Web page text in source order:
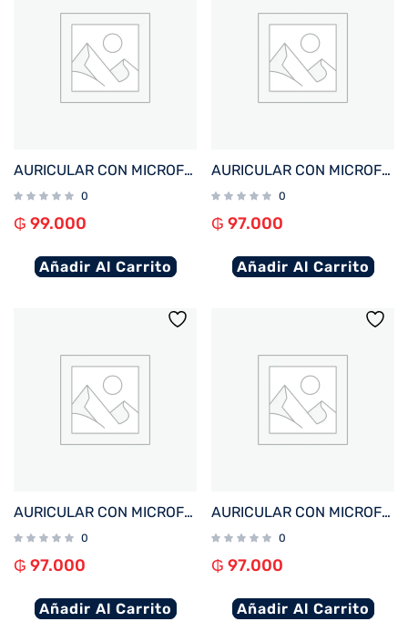
AURICULAR CON MICROFONO FTX E80-BK BT/MIC/ENC/TOUCH/IPX6 NEGRO
0
₲ 99.000
Añadir Al Carrito
AURICULAR CON MICROFONO FTX E68-BG BT/MIC/ENC/TOUCH/IPX6 BEIGE
0
₲ 97.000
Añadir Al Carrito
AURICULAR CON MICROFONO FTX E68-PK BT/MIC/ENC/TOUCH/IPX6 ROSA
0
₲ 97.000
Añadir Al Carrito
AURICULAR CON MICROFONO FTX E68-BL BT/MIC/ENC/TOUCH/IPX6 AZUL
0
₲ 97.000
Añadir Al Carrito